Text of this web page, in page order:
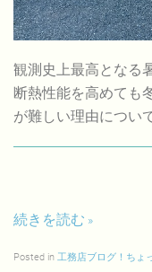
観測史上最高となる
断熱性能を高めても
が難しい理由につい
続きを読む
Posted in 工務店ブログ！ちょ